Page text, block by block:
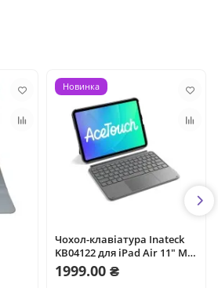
Новинка
Чохол-клавіатура Inateck
KB04122 для iPad Air 11" M4
2026/10,9" та iPad Pro 11"
1999.00 ₴